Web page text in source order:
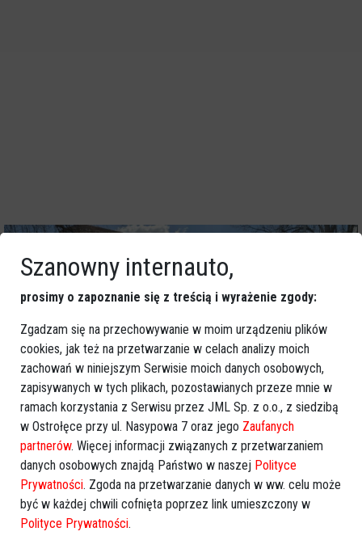
Szanowny internauto,
prosimy o zapoznanie się z treścią i wyrażenie zgody:
Zgadzam się na przechowywanie w moim urządzeniu plików
cookies, jak też na przetwarzanie w celach analizy moich
zachowań w niniejszym Serwisie moich danych osobowych,
zapisywanych w tych plikach, pozostawianych przeze mnie w
ramach korzystania z Serwisu przez JML Sp. z o.o., z siedzibą
w Ostrołęce przy ul. Nasypowa 7 oraz jego Zaufanych
partnerów. Więcej informacji związanych z przetwarzaniem
danych osobowych znajdą Państwo w naszej Polityce
Prywatności. Zgoda na przetwarzanie danych w ww. celu może
być w każdej chwili cofnięta poprzez link umieszczony w
Polityce Prywatności.